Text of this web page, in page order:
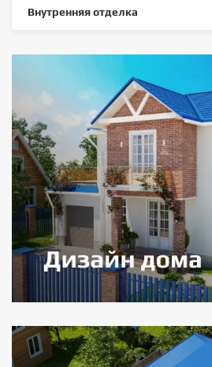
Внутренняя отделка